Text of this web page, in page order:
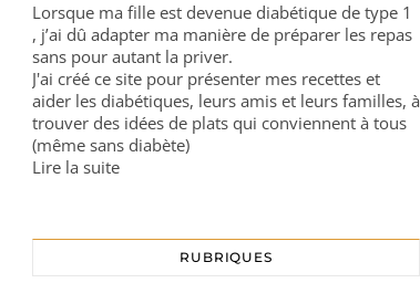
Lorsque ma fille est devenue diabétique de type 1
, j’ai dû adapter ma manière de préparer les repas
sans pour autant la priver.
J'ai créé ce site pour présenter mes recettes et
aider les diabétiques, leurs amis et leurs familles, à
trouver des idées de plats qui conviennent à tous
(même sans diabète)
Lire la suite
RUBRIQUES